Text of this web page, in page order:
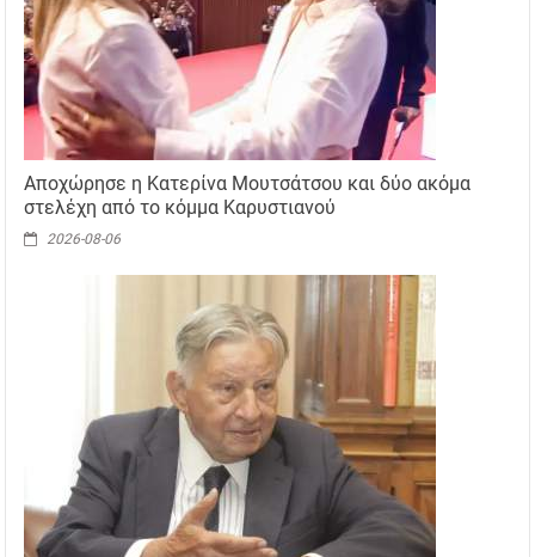
Αποχώρησε η Κατερίνα Μουτσάτσου και δύο ακόμα
στελέχη από το κόμμα Καρυστιανού
2026-08-06